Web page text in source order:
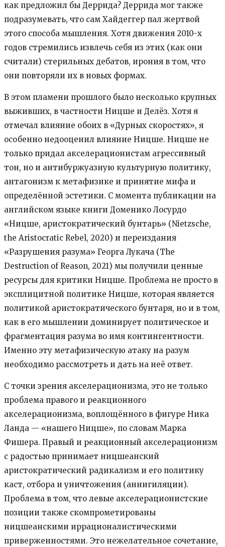
как предложил бы Деррида? Деррида мог также
подразумевать, что сам Хайдеггер пал жертвой
этого способа мышления. Хотя движения 2010-х
годов стремились извлечь себя из этих (как они
считали) стерильных дебатов, ирония в том, что
они повторяли их в новых формах.
В этом пламени прошлого было несколько крупных
выживших, в частности Ницше и Делёз. Хотя я
отмечал влияние обоих в «Дурных скоростях», я
особенно недооценил влияние Ницше. Ницше не
только придал акселерационистам агрессивный
тон, но и антибуржуазную культурную политику,
антагонизм к метафизике и принятие мифа и
определённой эстетики. С момента публикации на
английском языке книги Доменико Лосурдо
«Ницше, аристократический бунтарь» (Nietzsche,
the Aristocratic Rebel, 2020) и переиздания
«Разрушения разума» Георга Лукача (The
Destruction of Reason, 2021) мы получили ценные
ресурсы для критики Ницше. Проблема не просто в
эксплицитной политике Ницше, которая является
политикой аристократического бунтаря, но и в том,
как в его мышлении доминирует политическое и
фрагментация разума во имя контингентности.
Именно эту метафизическую атаку на разум
необходимо рассмотреть и дать на неё ответ.
С точки зрения акселерационизма, это не только
проблема правого и реакционного
акселерационизма, воплощённого в фигуре Ника
Ланда — «нашего Ницше», по словам Марка
Фишера. Правый и реакционный акселерационизм
с радостью принимает ницшеанский
аристократический радикализм и его политику
каст, отбора и уничтожения (аннигиляции).
Проблема в том, что левые акселерационистские
позиции также скомпрометированы
ницшеанскими иррационалистическими
приверженностями. Это нежелательное сочетание,